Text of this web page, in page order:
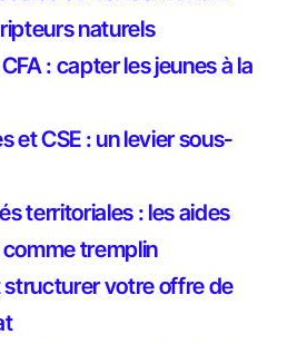
naturels
: capter les jeunes à la
et CSE : un levier sous-
territoriales : les aides
tremplin
votre offre de